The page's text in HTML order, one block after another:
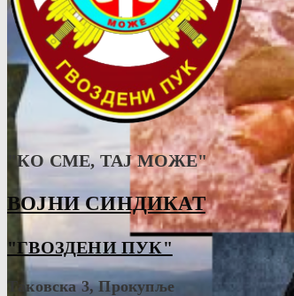
"КО СМЕ, ТАJ МОЖЕ"
ВОЈНИ СИНДИКАТ
"ГВОЗДЕНИ ПУК"
Таковска 3, Прокупље